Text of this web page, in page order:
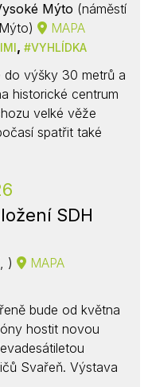
Mýto (náměstí
MAPA
, VYHLÍDKA
do výšky 30 metrů a
historické centrum
velké věže
spatřit také
SDH
) MAPA
bude od května
hostit novou
Svařeň. Výstava